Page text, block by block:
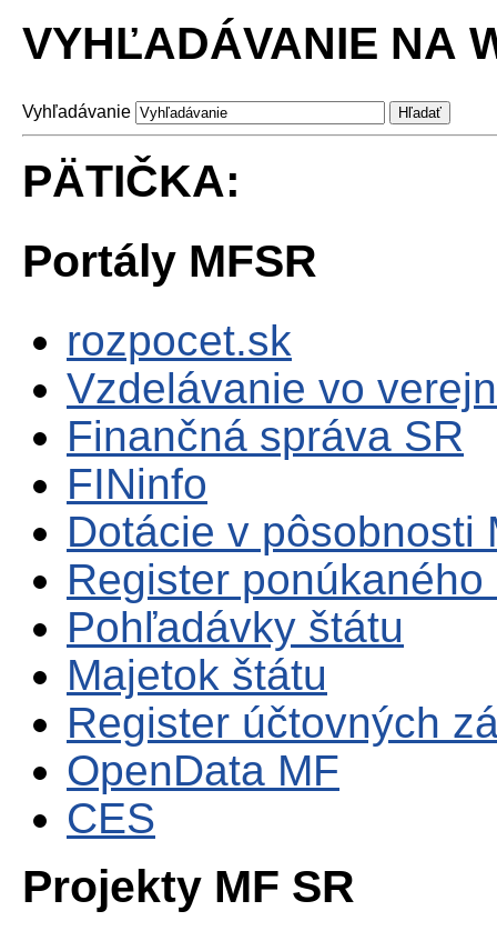
VYHĽADÁVANIE NA
Vyhľadávanie
PÄTIČKA:
Portály MFSR
rozpocet.sk
Vzdelávanie vo
Finančná správa SR
FINinfo
Dotácie v pôsobnosti
Register
Pohľadávky štátu
Majetok štátu
Register účtovných
OpenData MF
CES
Projekty MF SR